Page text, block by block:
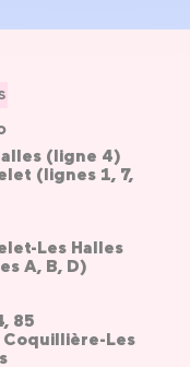
(ligne 4)
(lignes 1, 7,
Les Halles
A, B, D)
85
Les